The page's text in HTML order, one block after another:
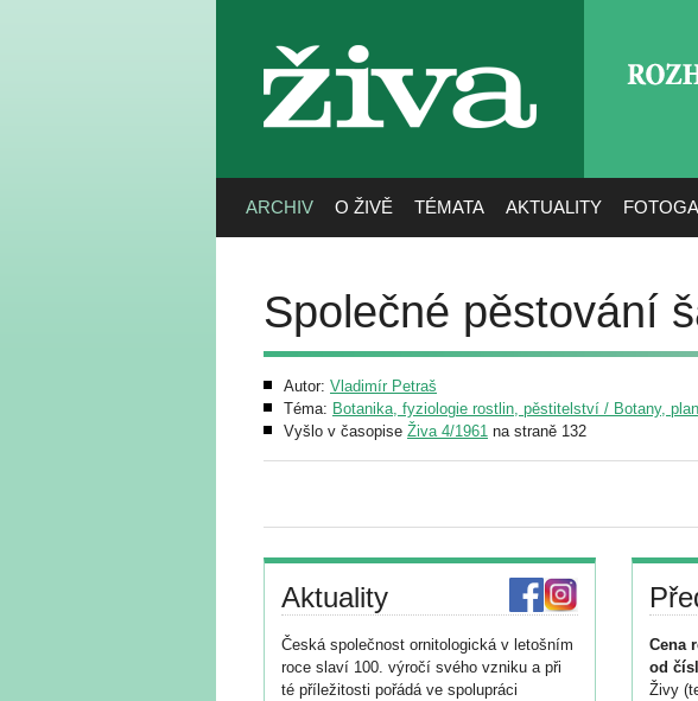
živa
ARCHIV O ŽIVĚ TÉMATA AKTUALITY
Společné pěstování
Autor: Vladimír Petraš
Téma: Botanika, fyziologie rostlin, pěstitelství / Botany,
Vyšlo v časopise Živa 4/1961 na straně 132
Aktuality
Česká společnost ornitologická v letošním
roce slaví 100. výročí svého vzniku a při
té příležitosti pořádá ve spolupráci
Cena
od
Živy